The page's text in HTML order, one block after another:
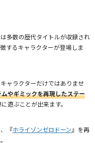
多数の歴代タイトルが収録され
するキャラクターが登場しま
ャラクターだけではありませ
やギミックを再現したステー
遊ぶことが出来ます。
『ホライゾンゼロドーン』を再